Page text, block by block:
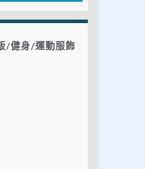
/健身/運動服飾